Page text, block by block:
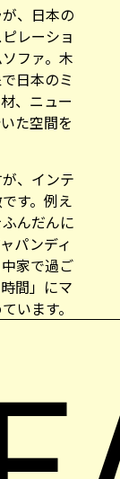
、日本の
レーショ
ファ。木
日本のミ
、ニュー
た空間を
、インテ
す。例え
んだんに
パンディ
家で過ご
間」にマ
います。